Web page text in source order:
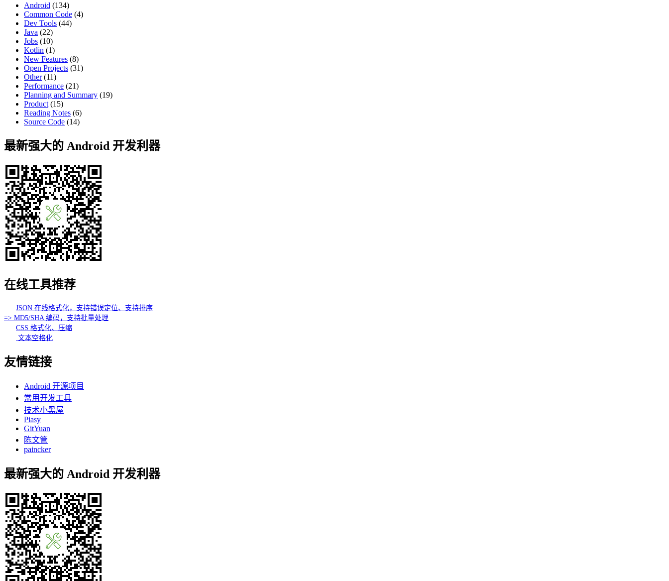
Android (134)
Common Code (4)
Dev Tools (44)
Java (22)
Jobs (10)
Kotlin (1)
New Features (8)
Open Projects (31)
Other(11)
Performance (21)
Planning and Summary (19)
Product (15)
Reading Notes (6)
Source Code (14)
最新强大的 Android 开发利器
在线工具推荐
JSON 在线格式化，支持错误定位、支持排序
=> MD5/SHA 编码，支持批量处理
CSS 格式化、压缩
文本空格化
友情链接
Android 开源项目
常用开发工具
技术小黑屋
Piasy
GitYuan
陈文管
paincker
最新强大的 Android 开发利器